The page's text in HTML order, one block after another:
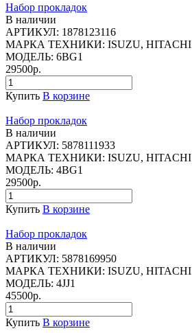
Набор прокладок
В наличии
АРТИКУЛ: 1878123116
МАРКА ТЕХНИКИ: ISUZU, HITACHI
МОДЕЛЬ: 6BG1
29500р.
Купить В корзине
Набор прокладок
В наличии
АРТИКУЛ: 5878111933
МАРКА ТЕХНИКИ: ISUZU, HITACHI
МОДЕЛЬ: 4BG1
29500р.
Купить В корзине
Набор прокладок
В наличии
АРТИКУЛ: 5878169950
МАРКА ТЕХНИКИ: ISUZU, HITACHI
МОДЕЛЬ: 4JJ1
45500р.
Купить В корзине